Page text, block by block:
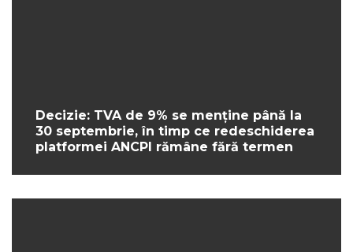
Decizie: TVA de 9% se menține până la
30 septembrie, în timp ce redeschiderea
platformei ANCPI rămâne fără termen